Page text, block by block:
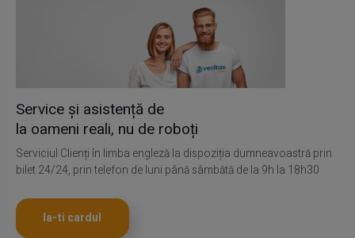
Service și asistență de
la oameni reali, nu de roboți
Serviciul Clienți în limba engleză la dispoziția dumneavoastră prin
bilet 24/24, prin telefon de luni până sâmbătă de la 9h la 18h30
Ia-ti cardul